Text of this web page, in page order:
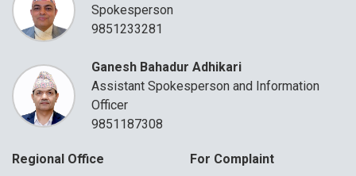
Spokesperson
9851233281
Ganesh Bahadur Adhikari
Assistant Spokesperson and Information
Officer
9851187308
Regional Office For Complaint